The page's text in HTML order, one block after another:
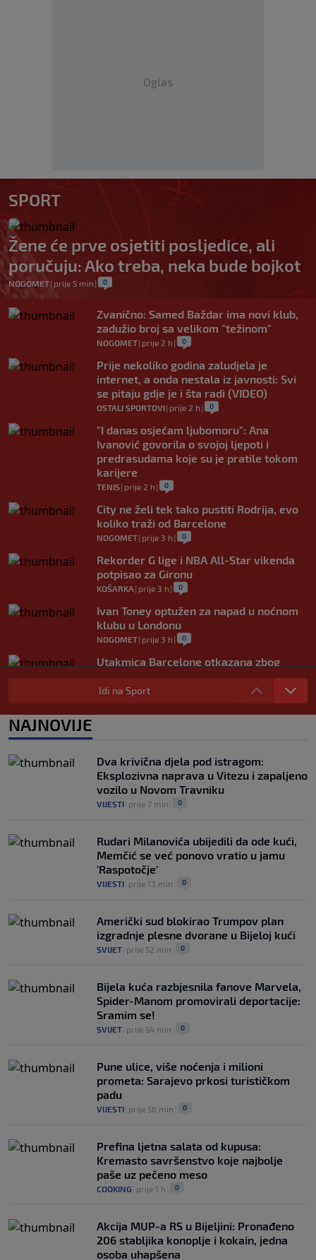
Oglas
SPORT
Žene će prve osjetiti posljedice, ali
poručuju: Ako treba, neka bude bojkot
NOGOMET| prije 5 min | 0
Zvanično: Samed Baždar ima novi klub,
zadužio broj sa velikom "težinom"
NOGOMET| prije 2 h | 0
Prije nekoliko godina zaludjela je
internet, a onda nestala iz javnosti: Svi
se pitaju gdje je i šta radi (VIDEO)
OSTALI SPORTOVI| prije 2 h | 0
"I danas osjećam ljubomoru": Ana
Ivanović govorila o svojoj ljepoti i
predrasudama koje su je pratile tokom
karijere
TENIS| prije 2 h | 0
City ne želi tek tako pustiti Rodrija, evo
koliko traži od Barcelone
NOGOMET| prije 3 h | 0
Rekorder G lige i NBA All-Star vikenda
potpisao za Gironu
KOŠARKA | prije 3 h | 0
Ivan Toney optužen za napad u noćnom
klubu u Londonu
NOGOMET| prije 3 h | 0
Utakmica Barcelone otkazana zbog
NOGOMET|prije 3 h
FS Norveške poručio Infantinu: Odlazi,
Idi na Sport
NAJNOVIJE
Dva krivična djela pod istragom:
Eksplozivna naprava u Vitezu i zapaljeno
vozilo u Novom Travniku
VIJESTI prije 7 min 0
Rudari Milanovića ubijedili da ode kući,
Memčić se već ponovo vratio u jamu
'Raspotočje'
VIJESTI prije 13 min 0
Američki sud blokirao Trumpov plan
izgradnje plesne dvorane u Bijeloj kući
SVIJET prije 52 min 0
Bijela kuća razbjesnila fanove Marvela,
Spider-Manom promovirali deportacije:
Sramim se!
SVIJET prije 54 min 0
Pune ulice, više noćenja i milioni
prometa: Sarajevo prkosi turističkom
padu
VIJESTI prije 56 min 0
Prefina ljetna salata od kupusa:
Kremasto savršenstvo koje najbolje
paše uz pečeno meso
COOKING prije 1 h 0
Akcija MUP-a RS u Bijeljini: Pronađeno
206 stabljika konoplje i kokain, jedna
osoba uhapšena